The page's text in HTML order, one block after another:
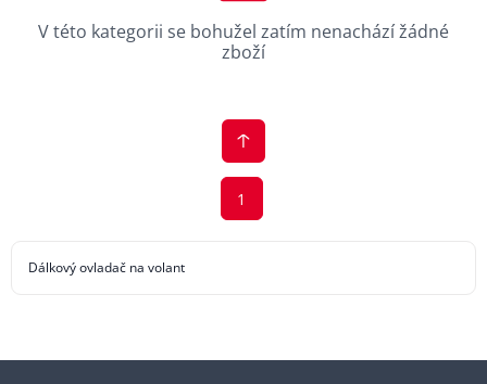
V této kategorii se bohužel zatím nenachází žádné
zboží
1
Dálkový ovladač na volant